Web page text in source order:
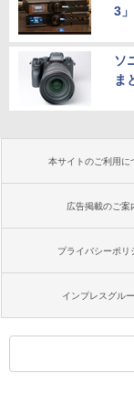
3
ソ
ま
本サイトのご利用に
広告掲載のご案
プライバシーポリ
インプレスグル